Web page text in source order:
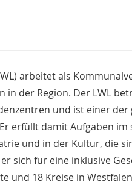
arbeitet als
der Region. Der LWL
und ist einer
erfüllt damit Aufgaben im
und in der Kultur, die
sich für eine inklusive
und 18 Kreise in